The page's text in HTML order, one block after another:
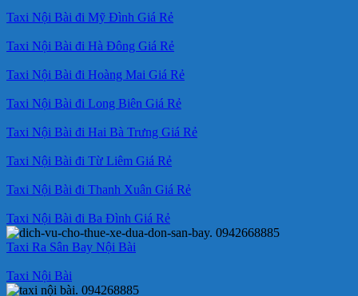
Taxi Nội Bài đi Mỹ Đình Giá Rẻ
Taxi Nội Bài đi Hà Đông Giá Rẻ
Taxi Nội Bài đi Hoàng Mai Giá Rẻ
Taxi Nội Bài đi Long Biên Giá Rẻ
Taxi Nội Bài đi Hai Bà Trưng Giá Rẻ
Taxi Nội Bài đi Từ Liêm Giá Rẻ
Taxi Nội Bài đi Thanh Xuân Giá Rẻ
Taxi Nội Bài đi Ba Đình Giá Rẻ
Taxi Ra Sân Bay Nội Bài
Taxi Nội Bài